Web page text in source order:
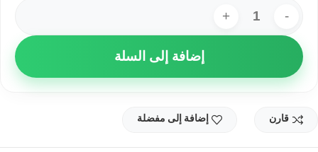
إضافة إلى السلة
قارن إضافة إلى مفضلة